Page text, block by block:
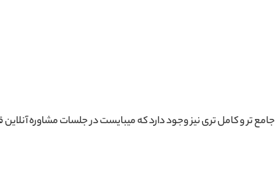
تر و کامل تری نیز وجود دارد که میبایست در جلسات مشاوره آنلاین